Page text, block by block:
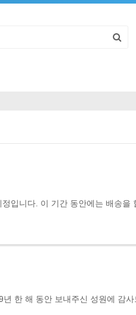
입니다. 이 기간 동안에는 배송을
한 해 동안 보내주신 성원에 감